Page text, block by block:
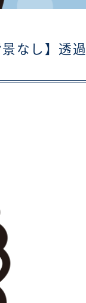
なし】透過